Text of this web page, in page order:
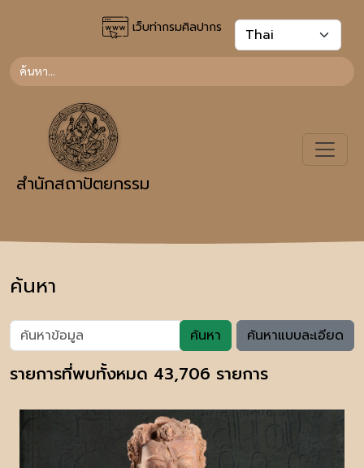
เว็บท่ากรมศิลปากร
สำนักสถาปัตยกรรม
ค้นหา
ค้นหา ค้นหาแบบละเอียด
รายการที่พบทั้งหมด 43,706 รายการ